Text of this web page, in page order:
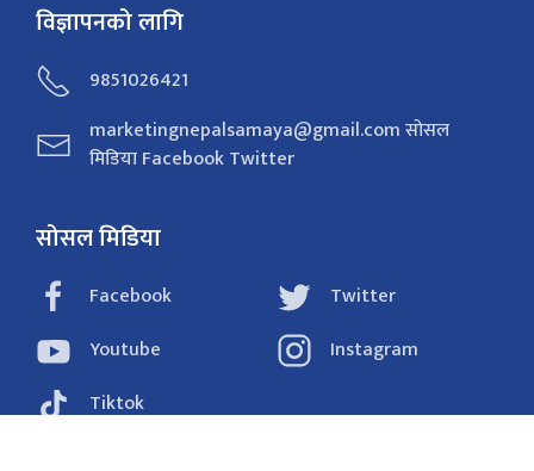
विज्ञापनको लागि
9851026421
marketingnepalsamaya@gmail.com सोसल
मिडिया Facebook Twitter
सोसल मिडिया
Facebook
Twitter
Youtube
Instagram
Tiktok